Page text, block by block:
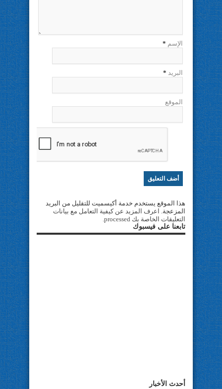
الإسم *
البريد *
الموقع
هذا الموقع يستخدم خدمة أكيسميت للتقليل من البريد
المزعجة. اعرف المزيد عن كيفية التعامل مع بيانات
التعليقات الخاصة بك processed
.
تابعنا على فيسبوك
أحدث الأخبار